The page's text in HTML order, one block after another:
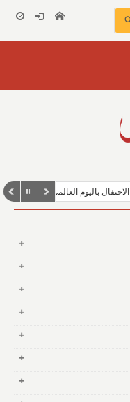
الاحتفال باليوم العالمي للغة العربية